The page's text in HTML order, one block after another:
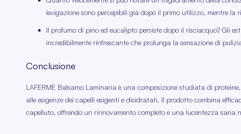
levigazione sono percepibili già dopo il primo utilizzo, mentre la
Il profumo di pino ed eucalipto persiste dopo il risciacquo? Gli
incredibilmente rinfrescante che prolunga la sensazione di
Conclusione
LAFERME Balsamo Laminaria è una composizione studiata di
alle esigenze dei capelli esigenti e disidratati. Il prodotto combina
capelluto, offrendo un rinnovamento completo e una lucentezza sana